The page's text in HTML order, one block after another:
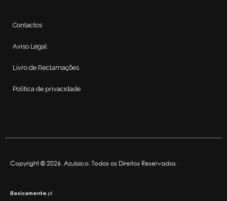
Contactos
Aviso Legal
Livro de Reclamações
Política de privacidade
Copyright © 2026. Azulaico. Todos os Direitos Reservados
Basicamente .pt